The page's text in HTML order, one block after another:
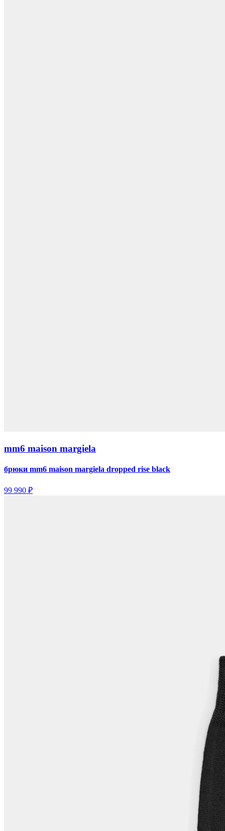
mm6 maison margiela
брюки mm6 maison margiela dropped rise black
99 990 ₽